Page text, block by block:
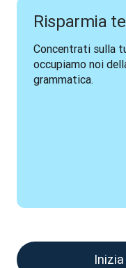
Risparmia
Concentrati sulla
occupiamo noi
grammatica.